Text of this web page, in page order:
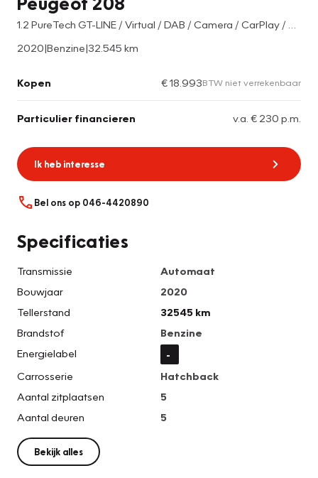
2020|Benzine|32.545 km
Kopen € 18.993BTW niet verrekenbaar
Particulier financieren v.a. € 230 p.m.
Ik heb interesse
Bel ons op 046-4420890
Specificaties
Transmissie
Automaat
Bouwjaar
2020
Tellerstand
32545 km
Brandstof
Benzine
Energielabel
-
Carrosserie
Hatchback
Aantal zitplaatsen
5
Aantal deuren
5
Bekijk alles